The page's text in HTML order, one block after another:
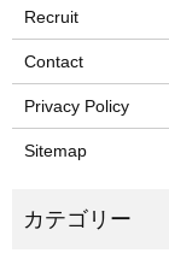
Recruit
Contact
Privacy Policy
Sitemap